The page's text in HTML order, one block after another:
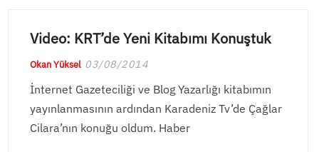
Video: KRT’de Yeni Kitabımı Konuştuk
Okan Yüksel 03/08/2014
İnternet Gazeteciliği ve Blog Yazarlığı kitabımın
yayınlanmasının ardından Karadeniz Tv’de Çağlar
Cilara’nın konuğu oldum. Haber